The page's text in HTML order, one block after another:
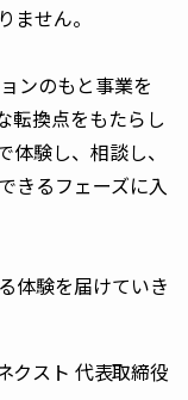
せん。
ンのもと事業を
転換点をもたらし
験し、相談し、
きるフェーズに入
体験を届けていき
クスト 代表取締役